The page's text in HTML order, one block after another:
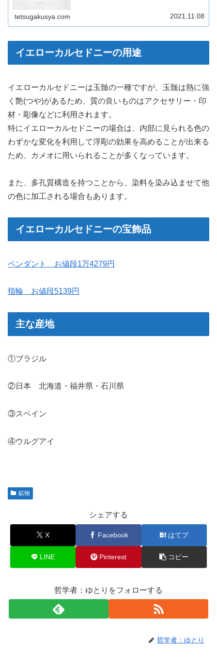
tetsugakusya.com 2021.11.08
イエローカルセドニーの用途
イエローカルセドニーは玉髄の一種ですが、玉髄は熱に強
く艶(つや)があるため、質の良いものはアクセサリー・印
材・彫像などに利用されます。
特にイエローカルセドニーの場合は、内部に見られる色の
わずかな変化を利用して浮彫の効果を高めることが出来る
ため、カメオに用いられることが多くなっています。
また、多孔質構造を持つことから、染料を染み込ませて他
の色に加工される場合もあります。
イエローカルセドニーの宝飾品
ペンダント お値段1万4279円
指輪 お値段5139円
主な産地
①ブラジル
②日本 北海道・福井県・石川県
③スペイン
④ウルグアイ
鉱物
シェアする
X Facebook はてブ
LINE Pinterest コピー
哲学者：ゆとりをフォローする
哲学者：ゆとり